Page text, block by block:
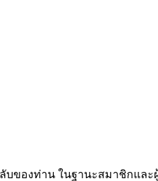
องท่าน ในฐานะสมาชิกและ